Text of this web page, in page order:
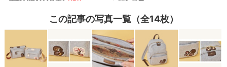
この記事の写真一覧（全14枚）